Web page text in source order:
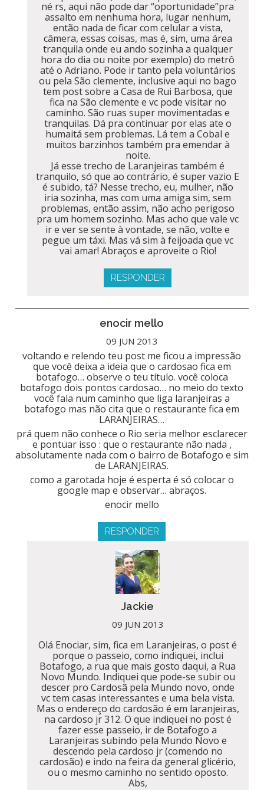
né rs, aqui não pode dar “oportunidade”pra
assalto em nenhuma hora, lugar nenhum,
então nada de ficar com celular a vista,
câmera, essas coisas, mas é, sim, uma área
tranquila onde eu ando sozinha a qualquer
hora do dia ou noite por exemplo) do metrô
até o Adriano. Pode ir tanto pela voluntários
ou pela São clemente, inclusive aqui no bago
tem post sobre a Casa de Rui Barbosa, que
fica na São clemente e vc pode visitar no
caminho. São ruas super movimentadas e
tranquilas. Dá pra continuar por elas ate o
humaitá sem problemas. Lá tem a Cobal e
muitos barzinhos também pra emendar à
noite.
Já esse trecho de Laranjeiras também é
tranquilo, só que ao contrário, é super vazio E
é subido, tá? Nesse trecho, eu, mulher, não
iria sozinha, mas com uma amiga sim, sem
problemas, então assim, não acho perigoso
pra um homem sozinho. Mas acho que vale vc
ir e ver se sente à vontade, se não, volte e
pegue um táxi. Mas vá sim à feijoada que vc
vai amar! Abraços e aproveite o Rio!
RESPONDER
enocir mello
09 JUN 2013
voltando e relendo teu post me ficou a impressão
que você deixa a ideia que o cardosao fica em
botafogo… observe o teu título. você coloca
botafogo dois pontos cardosao… no meio do texto
você fala num caminho que liga laranjeiras a
botafogo mas não cita que o restaurante fica em
LARANJEIRAS…
prá quem não conhece o Rio seria melhor esclarecer
e pontuar isso : que o restaurante não nada ,
absolutamente nada com o bairro de Botafogo e sim
de LARANJEIRAS.
como a garotada hoje é esperta é só colocar o
google map e observar… abraços.
enocir mello
RESPONDER
Jackie
09 JUN 2013
Olá Enociar, sim, fica em Laranjeiras, o post é
porque o passeio, como indiquei, inclui
Botafogo, a rua que mais gosto daqui, a Rua
Novo Mundo. Indiquei que pode-se subir ou
descer pro Cardosã pela Mundo novo, onde
vc tem casas interessantes e uma bela vista.
Mas o endereço do cardosão é em laranjeiras,
na cardoso jr 312. O que indiquei no post é
fazer esse passeio, ir de Botafogo a
Laranjeiras subindo pela Mundo Novo e
descendo pela cardoso jr (comendo no
cardosão) e indo na feira da general glicério,
ou o mesmo caminho no sentido oposto.
Abs,